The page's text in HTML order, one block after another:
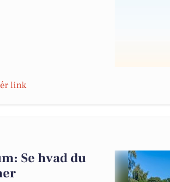
link
Se hvad du